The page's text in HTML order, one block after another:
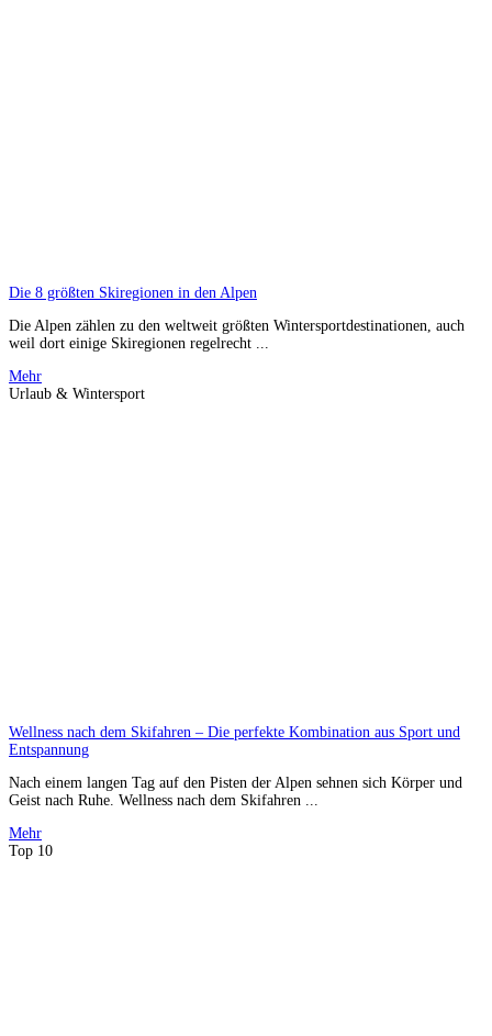
Die 8 größten Skiregionen in den Alpen
Die Alpen zählen zu den weltweit größten Wintersportdestinationen, auch
weil dort einige Skiregionen regelrecht ...
Mehr
Urlaub & Wintersport
Wellness nach dem Skifahren – Die perfekte Kombination aus Sport und
Entspannung
Nach einem langen Tag auf den Pisten der Alpen sehnen sich Körper und
Geist nach Ruhe. Wellness nach dem Skifahren ...
Mehr
Top 10